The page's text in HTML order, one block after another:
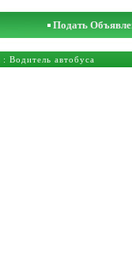
Подать
: Водитель автобуса